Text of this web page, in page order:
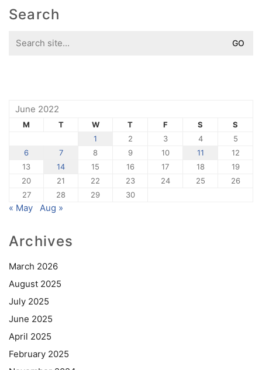
Search
for:
June 2022
M T W T F S
S
1
2 3 4
5
6
7 8 9 10 11
12
13
14 15 16 17 18
19
20
21 22 23 24 25
26
27
28 29 30
« May Aug »
Archives
March 2026
August 2025
July 2025
June 2025
April 2025
February 2025